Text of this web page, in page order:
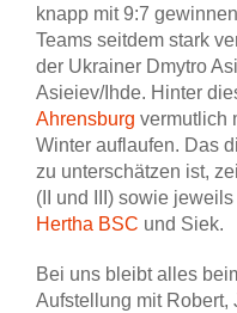
knapp mit 9:7
Teams seitdem stark
der Ukrainer Dmytro
Asieiev/Ihde. Hinter
Ahrensburg vermutlich
Winter auflaufen. Das
zu unterschätzen ist,
(II und III) sowie
Hertha BSC und Siek.
Bei uns bleibt alles
Aufstellung mit Robert,